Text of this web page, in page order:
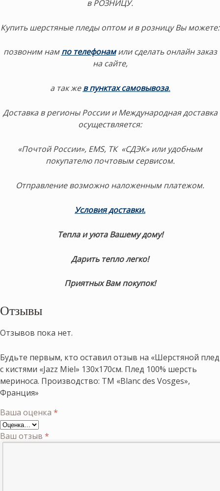
в РОЗНИЦУ.
Купить шерстяные пледы оптом и в розницу Вы можете:
позвоним нампо телефонамили сделать онлайн заказ
на сайте,
а так жев пунктах самовывоза.
Доставка в регионы России и Международная доставка
осуществляется:
«Почтой России», EMS, ТК «СДЭК» или удобным
покупателю почтовым сервисом.
Отправление возможно наложенным платежом.
Условия доставки.
Тепла и уюта Вашему дому!
Дарить тепло легко!
Приятных Вам покупок!
Отзывы
Отзывов пока нет.
Будьте первым, кто оставил отзыв на «Шерстяной плед
с кистями «Jazz Miel» 130х170см. Плед 100% шерсть
мериноса. Производство: ТМ «Blanc des Vosges»,
Франция»
Ваша оценка *
Ваш отзыв *